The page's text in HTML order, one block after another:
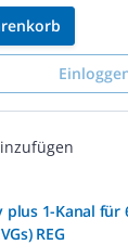
plus 1-Kanal
REG